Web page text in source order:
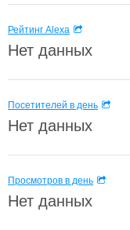
Рейтинг Alexa
Нет данных
Посетителей в день
Нет данных
Просмотров в день
Нет данных